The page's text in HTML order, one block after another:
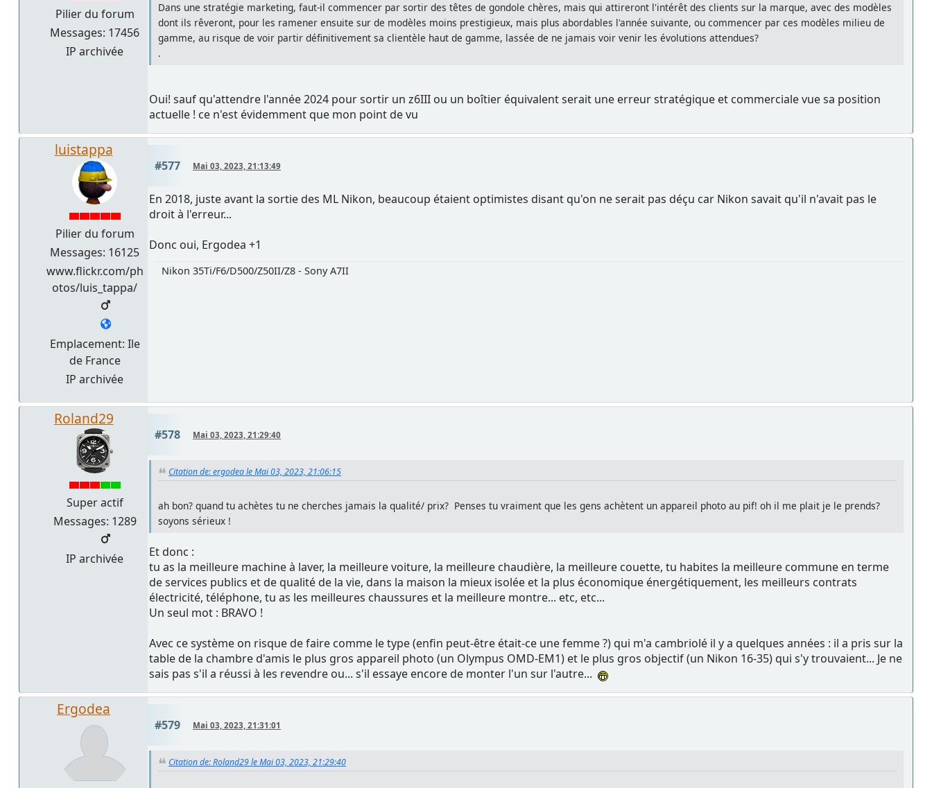
Pilier du forum
Messages: 17456
IP archivée
Dans une stratégie marketing, faut-il commencer par sortir des têtes de gondole chères, mais qui attireront l'intérêt des clients sur la marque, avec des modèles
dont ils rêveront, pour les ramener ensuite sur de modèles moins prestigieux, mais plus abordables l'année suivante, ou commencer par ces modèles milieu de
gamme, au risque de voir partir définitivement sa clientèle haut de gamme, lassée de ne jamais voir venir les évolutions attendues?
.
Oui! sauf qu'attendre l'année 2024 pour sortir un z6III ou un boîtier équivalent serait une erreur stratégique et commerciale vue sa position
actuelle ! ce n'est évidemment que mon point de vu
luistappa
Pilier du forum
Messages: 16125
www.flickr.com/ph
otos/luis_tappa/
Emplacement: Ile
de France
IP archivée
#577 Mai 03, 2023, 21:13:49
En 2018, juste avant la sortie des ML Nikon, beaucoup étaient optimistes disant qu'on ne serait pas déçu car Nikon savait qu'il n'avait pas le
droit à l'erreur...
Donc oui, Ergodea +1
Nikon 35Ti/F6/D500/Z50II/Z8 - Sony A7II
Roland29
Super actif
Messages: 1289
IP archivée
#578 Mai 03, 2023, 21:29:40
Citation de: ergodea le Mai 03, 2023, 21:06:15
ah bon? quand tu achètes tu ne cherches jamais la qualité/ prix? Penses tu vraiment que les gens achètent un appareil photo au pif! oh il me plait je le prends?
soyons sérieux !
Et donc :
tu as la meilleure machine à laver, la meilleure voiture, la meilleure chaudière, la meilleure couette, tu habites la meilleure commune en terme
de services publics et de qualité de la vie, dans la maison la mieux isolée et la plus économique énergétiquement, les meilleurs contrats
électricité, téléphone, tu as les meilleures chaussures et la meilleure montre... etc, etc...
Un seul mot : BRAVO !
Avec ce système on risque de faire comme le type (enfin peut-être était-ce une femme ?) qui m'a cambriolé il y a quelques années : il a pris sur la
table de la chambre d'amis le plus gros appareil photo (un Olympus OMD-EM1) et le plus gros objectif (un Nikon 16-35) qui s'y trouvaient... Je ne
sais pas s'il a réussi à les revendre ou... s'il essaye encore de monter l'un sur l'autre...
Ergodea
#579 Mai 03, 2023, 21:31:01
Citation de: Roland29 le Mai 03, 2023, 21:29:40